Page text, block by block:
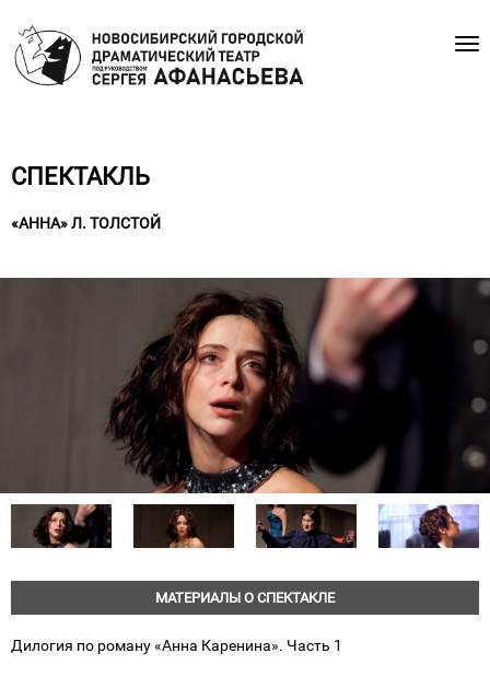
СПЕКТАКЛЬ
«АННА» Л. ТОЛСТОЙ
МАТЕРИАЛЫ О СПЕКТАКЛЕ
Дилогия по роману «Анна Каренина». Часть 1